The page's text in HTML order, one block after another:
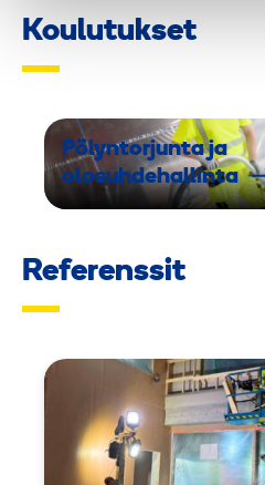
Koulutukset
Pölyntorjunta ja
olosuhdehallinta
Referenssit